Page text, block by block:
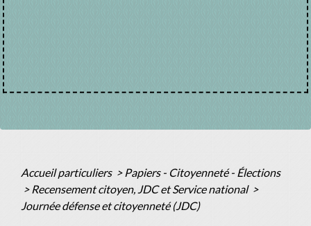
Accueil particuliers > Papiers - Citoyenneté - Élections
> Recensement citoyen, JDC et Service national >
Journée défense et citoyenneté (JDC)